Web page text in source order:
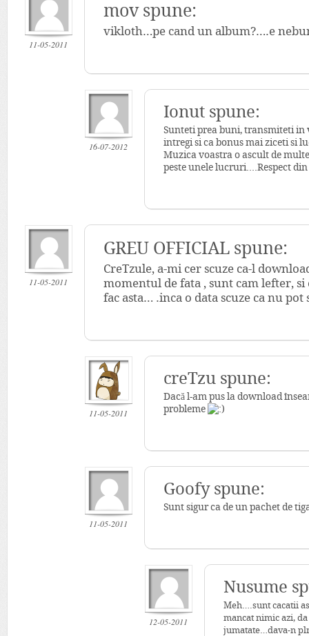
11-05-2011
mov spune:
vikloth…pe cand un album?….e
16-07-2012
Ionut spune:
Sunteti prea buni, transmiteti in
intregi si ca bonus mai ziceti si
Muzica voastra o ascult de
peste unele lucruri….Respect
11-05-2011
GREU OFFICIAL spune:
CreTzule, a-mi cer scuze ca-l
momentul de fata , sunt cam lefter,
fac asta… .inca o data scuze ca nu pot
11-05-2011
creTzu spune:
Dacă l-am pus la download
probleme
11-05-2011
Goofy spune:
Sunt sigur ca de un pachet de
12-05-2011
Nusume
Meh….sunt cacatii
mancat nimic azi,
jumatate…dava-n